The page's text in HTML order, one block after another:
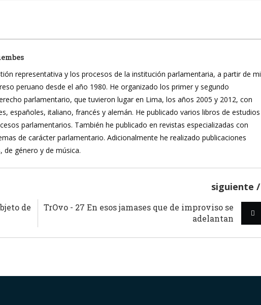
representativa y los procesos de la institución parlamentaria, a partir de mi
peruano desde el año 1980. He organizado los primer y segundo
parlamentario, que tuvieron lugar en Lima, los años 2005 y 2012, con
españoles, italiano, francés y alemán. He publicado varios libros de estudios
parlamentarios. También he publicado en revistas especializadas con
de carácter parlamentario. Adicionalmente he realizado publicaciones
de género y de música.
siguiente
de
TrOvo - 27 En esos jamases que de improviso se
adelantan